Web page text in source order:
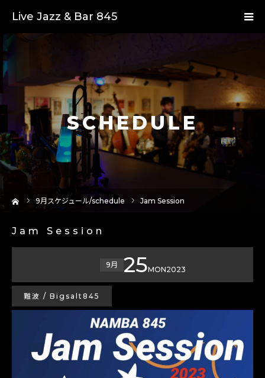
Live Jazz & Bar 845
SCHEDULE
9月スケジュール/schedule Jam Session
Jam Session
9月 25MON2023
難波 / Bigsalt845